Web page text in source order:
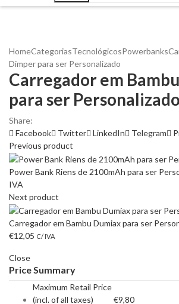
HomeCategoriasTecnológicosPowerbanks
Dimper para ser Personalizado
Carregador em
para ser Personalizado
Share:
Facebook
Twitter LinkedIn Telegram
Previous product
Power Bank Riens de 2100mAh para ser
IVA
Next product
Carregador em Bambu Dumiax para ser
€12,05 C/ IVA
Close
Price Summary
Maximum Retail Price
(incl. of all taxes)
€9,80